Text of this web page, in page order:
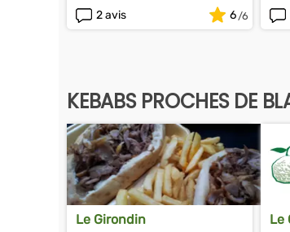
2 avis
6
KEBABS PROCHES DE
Le Girondin Le